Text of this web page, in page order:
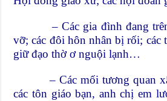
– Các gia đình đang trên
vỡ; các đôi hôn nhân bị rối; các
giữ đạo thờ ơ nguội lạnh…
– Các mối tương quan xã
các tôn giáo bạn, anh chị em